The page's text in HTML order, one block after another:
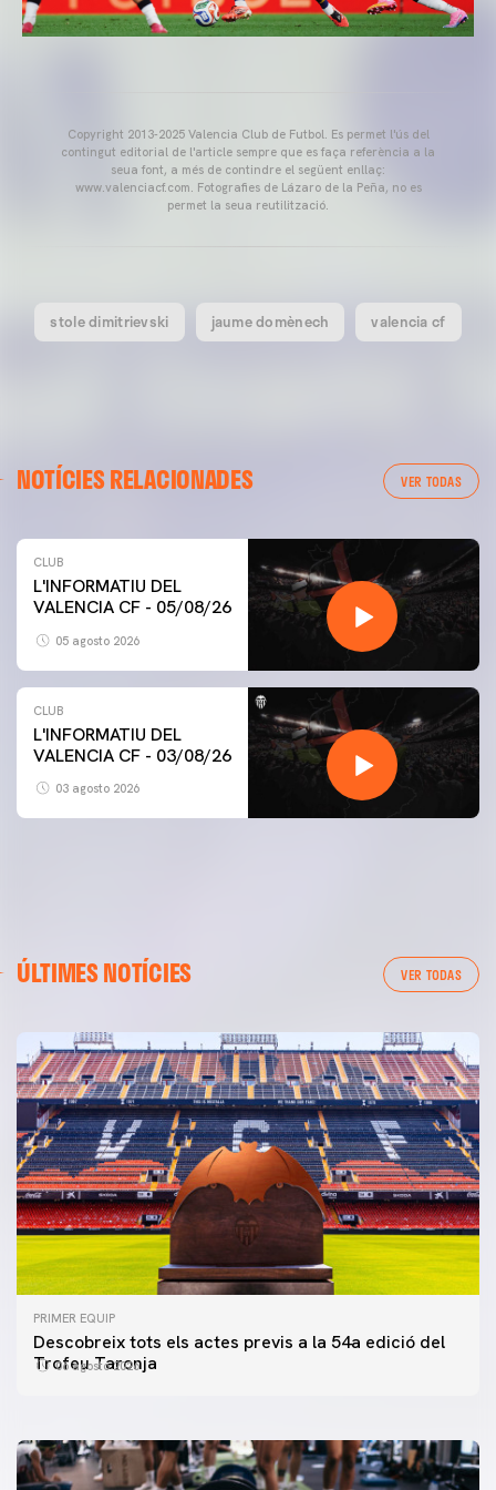
Copyright 2013-2025 Valencia Club de Futbol. Es permet l'ús del
contingut editorial de l'article sempre que es faça referència a la
seua font, a més de contindre el següent enllaç:
www.valenciacf.com. Fotografies de Lázaro de la Peña, no es
permet la seua reutilització.
stole dimitrievski jaume domènech valencia cf
NOTÍCIES RELACIONADES VER TODAS
CLUB
L'INFORMATIU DEL
VALENCIA CF - 05/08/26
05 agosto 2026
CLUB
L'INFORMATIU DEL
VALENCIA CF - 03/08/26
03 agosto 2026
ÚLTIMES NOTÍCIES VER TODAS
PRIMER EQUIP
Descobreix tots els actes previs a la 54a edició del
Trofeu Taronja
06 agosto 2026
PRIMER EQUIP
ENTRENAMENT DEL VALENCIA CF 5/8/2026